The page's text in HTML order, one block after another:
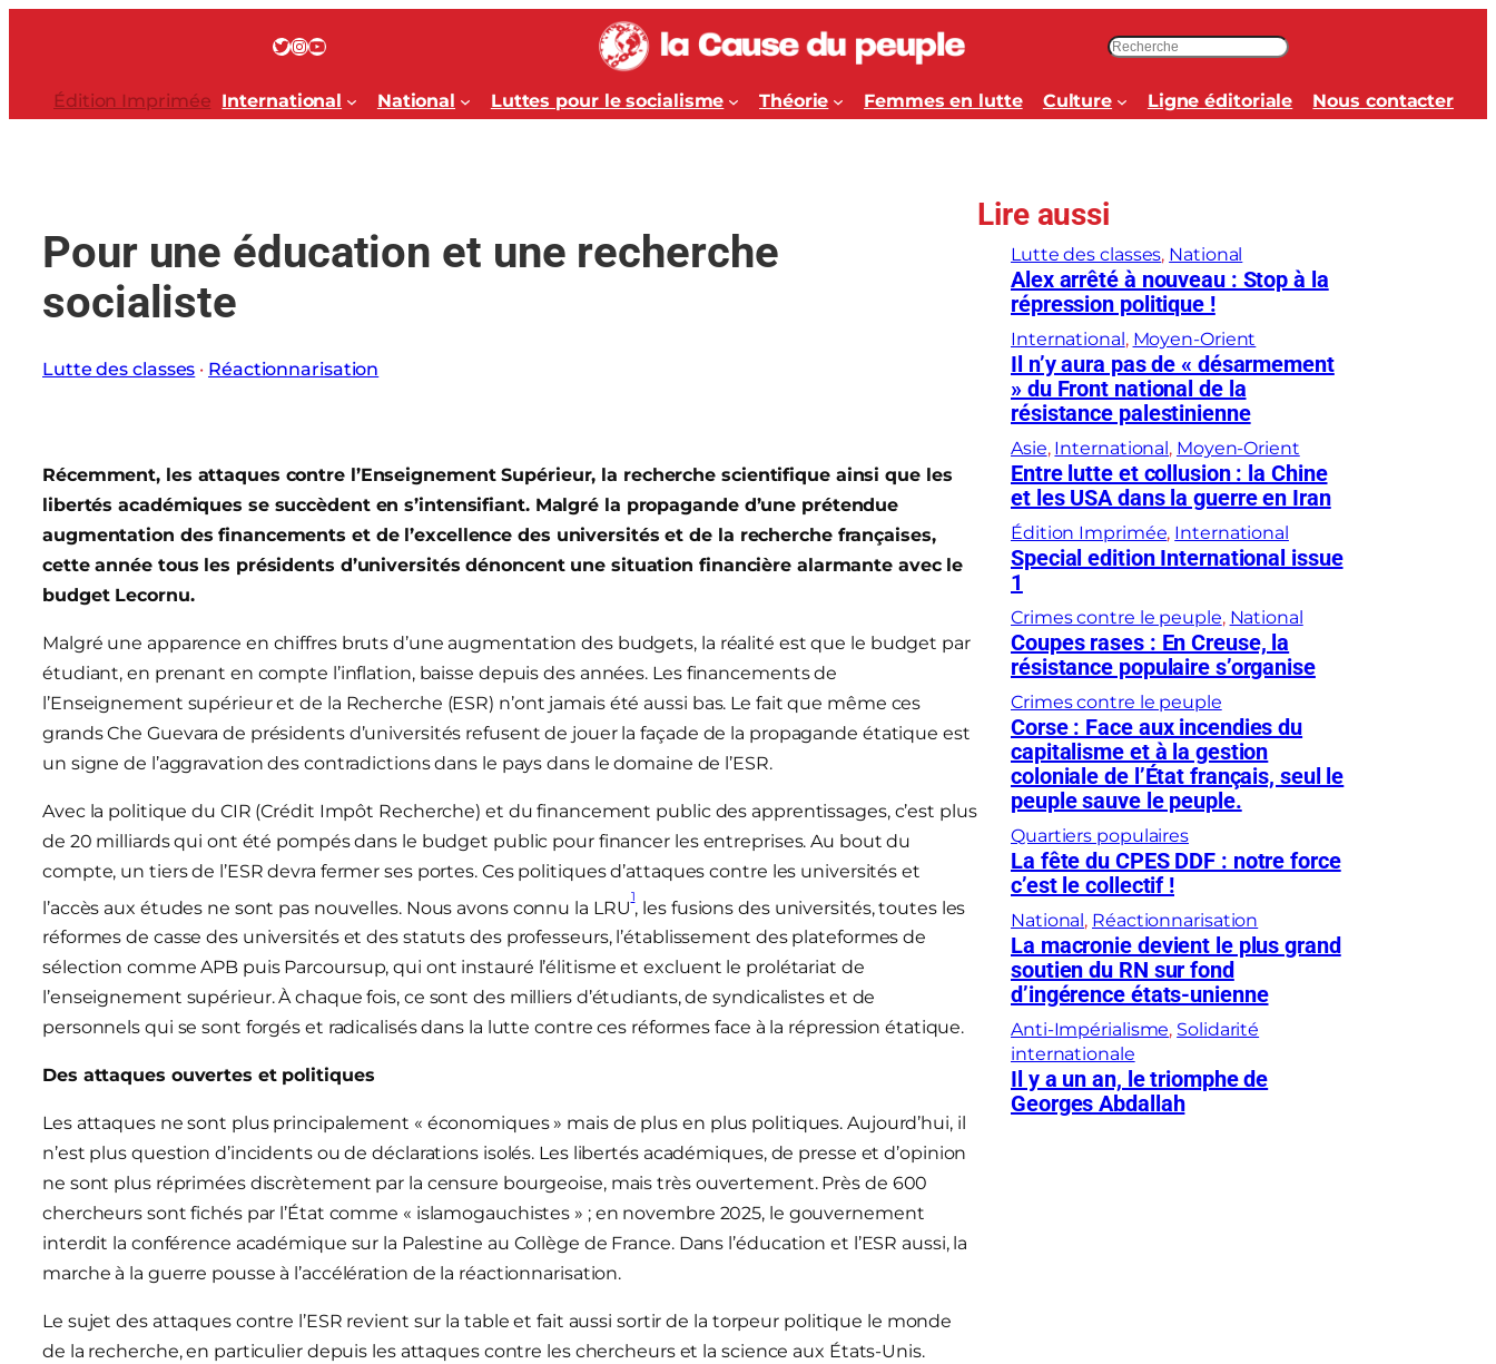
Twitter InstagramYouTube
c
h
h
r
Édition Imprimée International National Luttes pour le socialisme Théorie Femmes en lutte Culture Ligne éditoriale Nous contacter
Pour une éducation et une recherche
socialiste
Lutte des classes · Réactionnarisation
Récemment, les attaques contre l’Enseignement Supérieur, la recherche scientifique ainsi que les
libertés académiques se succèdent en s’intensifiant. Malgré la propagande d’une prétendue
augmentation des financements et de l’excellence des universités et de la recherche françaises,
cette année tous les présidents d’universités dénoncent une situation financière alarmante avec le
budget Lecornu.
Malgré une apparence en chiffres bruts d’une augmentation des budgets, la réalité est que le budget par
étudiant, en prenant en compte l’inflation, baisse depuis des années. Les financements de
l’Enseignement supérieur et de la Recherche (ESR) n’ont jamais été aussi bas. Le fait que même ces
grands Che Guevara de présidents d’universités refusent de jouer la façade de la propagande étatique est
un signe de l’aggravation des contradictions dans le pays dans le domaine de l’ESR.
Avec la politique du CIR (Crédit Impôt Recherche) et du financement public des apprentissages, c’est plus
de 20 milliards qui ont été pompés dans le budget public pour financer les entreprises. Au bout du
compte, un tiers de l’ESR devra fermer ses portes. Ces politiques d’attaques contre les universités et
l’accès aux études ne sont pas nouvelles. Nous avons connu la LRU
1
, les fusions des universités, toutes les
réformes de casse des universités et des statuts des professeurs, l’établissement des plateformes de
sélection comme APB puis Parcoursup, qui ont instauré l’élitisme et excluent le prolétariat de
l’enseignement supérieur. À chaque fois, ce sont des milliers d’étudiants, de syndicalistes et de
personnels qui se sont forgés et radicalisés dans la lutte contre ces réformes face à la répression étatique.
Des attaques ouvertes et politiques
Les attaques ne sont plus principalement « économiques » mais de plus en plus politiques. Aujourd’hui, il
n’est plus question d’incidents ou de déclarations isolés. Les libertés académiques, de presse et d’opinion
ne sont plus réprimées discrètement par la censure bourgeoise, mais très ouvertement. Près de 600
chercheurs sont fichés par l’État comme « islamogauchistes » ; en novembre 2025, le gouvernement
interdit la conférence académique sur la Palestine au Collège de France. Dans l’éducation et l’ESR aussi, la
marche à la guerre pousse à l’accélération de la réactionnarisation.
Le sujet des attaques contre l’ESR revient sur la table et fait aussi sortir de la torpeur politique le monde
de la recherche, en particulier depuis les attaques contre les chercheurs et la science aux États-Unis.
Lire aussi
Lutte des classes, National
Alex arrêté à nouveau : Stop à la
répression politique !
International, Moyen-Orient
Il n’y aura pas de « désarmement
» du Front national de la
résistance palestinienne
Asie, International, Moyen-Orient
Entre lutte et collusion : la Chine
et les USA dans la guerre en Iran
Édition Imprimée, International
Special edition International issue
1
Crimes contre le peuple, National
Coupes rases : En Creuse, la
résistance populaire s’organise
Crimes contre le peuple
Corse : Face aux incendies du
capitalisme et à la gestion
coloniale de l’État français, seul le
peuple sauve le peuple.
Quartiers populaires
La fête du CPES DDF : notre force
c’est le collectif !
National, Réactionnarisation
La macronie devient le plus grand
soutien du RN sur fond
d’ingérence états-unienne
Anti-Impérialisme, Solidarité
internationale
Il y a un an, le triomphe de
Georges Abdallah